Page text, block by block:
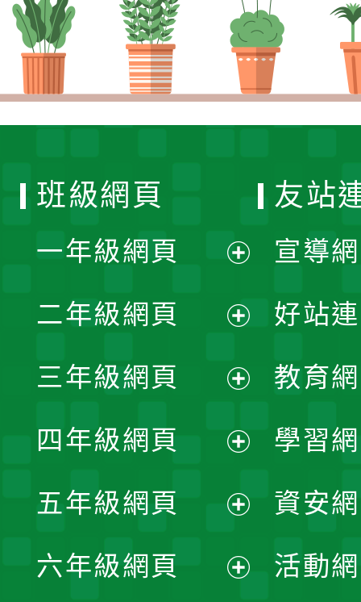
班級網頁
一年級網頁
開
選
單
二年級網頁
開
選
單
三年級網頁
開
選
單
四年級網頁
開
選
五年級網頁
開
六年級網頁
友站
宣導
好站
教育
學習
資安
活動